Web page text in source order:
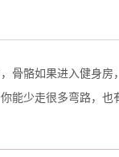
骼如果进入健身房
能少走很多弯路，